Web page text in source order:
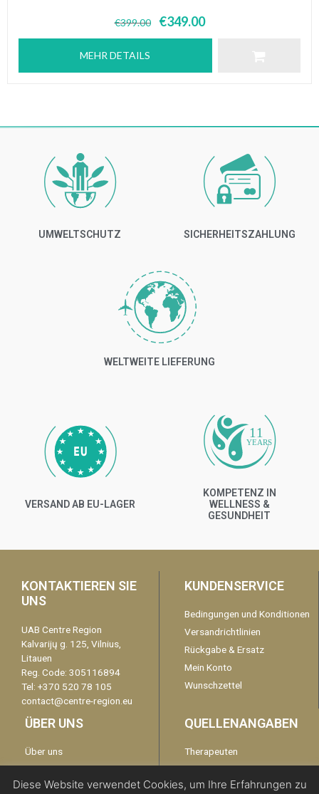
€399.00 €349.00
MEHR DETAILS
UMWELTSCHUTZ SICHERHEITSZAHLUNG
WELTWEITE LIEFERUNG
VERSAND AB EU-LAGER
11
YEARS
KOMPETENZ IN
WELLNESS &
GESUNDHEIT
KONTAKTIEREN SIE
UNS
UAB Centre Region
Kalvarijų g. 125, Vilnius,
Litauen
Reg. Code: 305116894
Tel: +370 520 78 105
contact@centre-region.eu
KUNDENSERVICE
Bedingungen und Konditionen
Versandrichtlinien
Rückgabe & Ersatz
Mein Konto
Wunschzettel
ÜBER UNS
Über uns
Garantie
Disclaimer
QUELLENANGABEN
Therapeuten
kontaktieren Sie uns
Diese Website verwendet Cookies, um Ihre Erfahrungen zu